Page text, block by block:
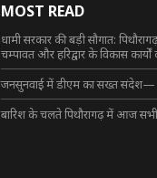
MOST READ
धामी सरकार की बड़ी सौगात:
चम्पावत और हरिद्वार के विकास
जनसुनवाई में डीएम का सख्त संदेश—
बारिश के चलते पिथौरागढ़ में आज